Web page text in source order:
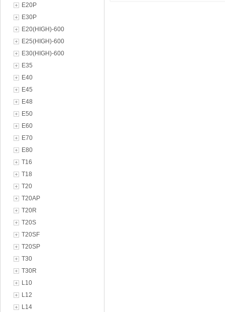
E20P
E30P
E20(HIGH)-600
E25(HIGH)-600
E30(HIGH)-600
E35
E40
E45
E48
E50
E60
E70
E80
T16
T18
T20
T20AP
T20R
T20S
T20SF
T20SP
T30
T30R
L10
L12
L14